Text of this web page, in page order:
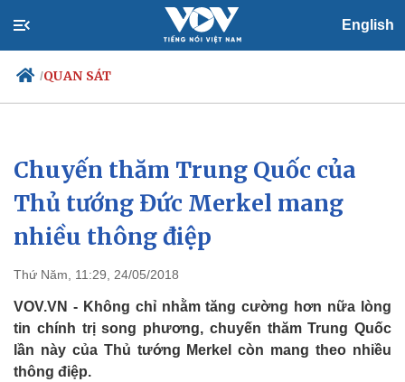
English
/QUAN SÁT
Chính trị
Đảng
Tổ chức nhân sự
Quốc hội
Xã hội
Tin 24h
Dự báo thời tiết
Chuyến thăm Trung Quốc của
Thủ tướng Đức Merkel mang
nhiều thông điệp
Thứ Năm, 11:29, 24/05/2018
VOV.VN - Không chỉ nhằm tăng cường hơn nữa lòng
tin chính trị song phương, chuyến thăm Trung Quốc
lần này của Thủ tướng Merkel còn mang theo nhiều
thông điệp.